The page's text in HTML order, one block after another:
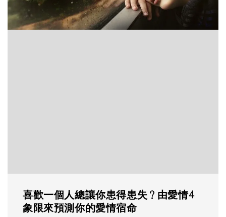
喜歡一個人總讓你患得患失？由愛情4
象限來預測你的愛情宿命